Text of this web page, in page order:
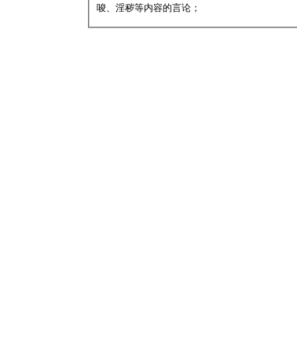
唆、淫秽等内容的言论；
★ 承担一切因您的行为而直接或间接导致的民事